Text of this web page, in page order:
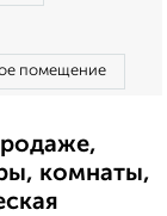
помещение
комнаты,